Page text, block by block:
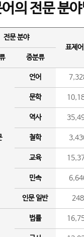
의 전문 분
전문 분야
표제
중분류
언어
문학
역사
철학
교육
민속
인문 일반 248
법률